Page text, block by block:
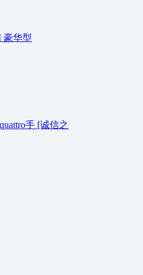
豪华型
手 [诚信之